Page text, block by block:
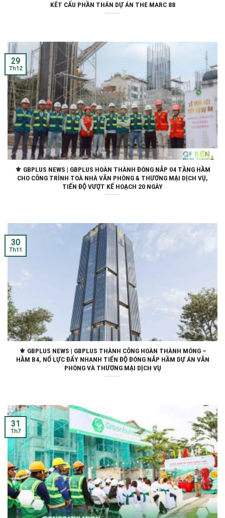
KÊT CẤU PHẦN THÂN DỰ ÁN THE MARC 88
⚜ GBPLUS NEWS | GBPLUS HOÀN THÀNH ĐÓNG NẮP 04 TẦNG HẦM
CHO CÔNG TRÌNH TOÀ NHÀ VĂN PHÒNG & THƯƠNG MẠI DỊCH VỤ,
TIẾN ĐỘ VƯỢT KẾ HOẠCH 20 NGÀY
29
Th12
⚜ GBPLUS NEWS | GBPLUS THÀNH CÔNG HOÀN THÀNH MÓNG –
HẦM B4, NỔ LỰC ĐẨY NHANH TIẾN ĐỘ ĐÓNG NẮP HẦM DỰ ÁN VĂN
PHÒNG VÀ THƯƠNG MẠI DỊCH VỤ
30
Th11
31
Th7